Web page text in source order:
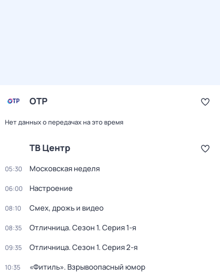
ОТР
Нет данных о передачах на это время
ТВ Центр
05:30 Московская неделя
06:00 Настроение
08:10 Смех, дрожь и видео
08:35 Отличница. Сезон 1. Серия 1-я
09:35 Отличница. Сезон 1. Серия 2-я
10:35 «Фитиль». Взрывоопасный юмор